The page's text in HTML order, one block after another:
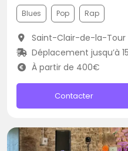
Blues Pop Rap
Saint-Clair-de-la-Tour
Déplacement jusqu’à
À partir de 400€
Contacter